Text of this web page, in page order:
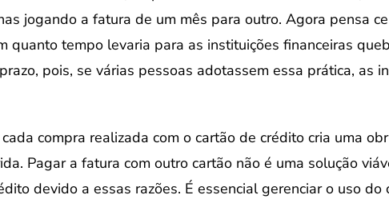
jogando a fatura de um mês para outro. Agora pensa
quanto tempo levaria para as instituições financeiras
pois, se várias pessoas adotassem essa prática, as
compra realizada com o cartão de crédito cria uma
Pagar a fatura com outro cartão não é uma solução
devido a essas razões. É essencial gerenciar o uso